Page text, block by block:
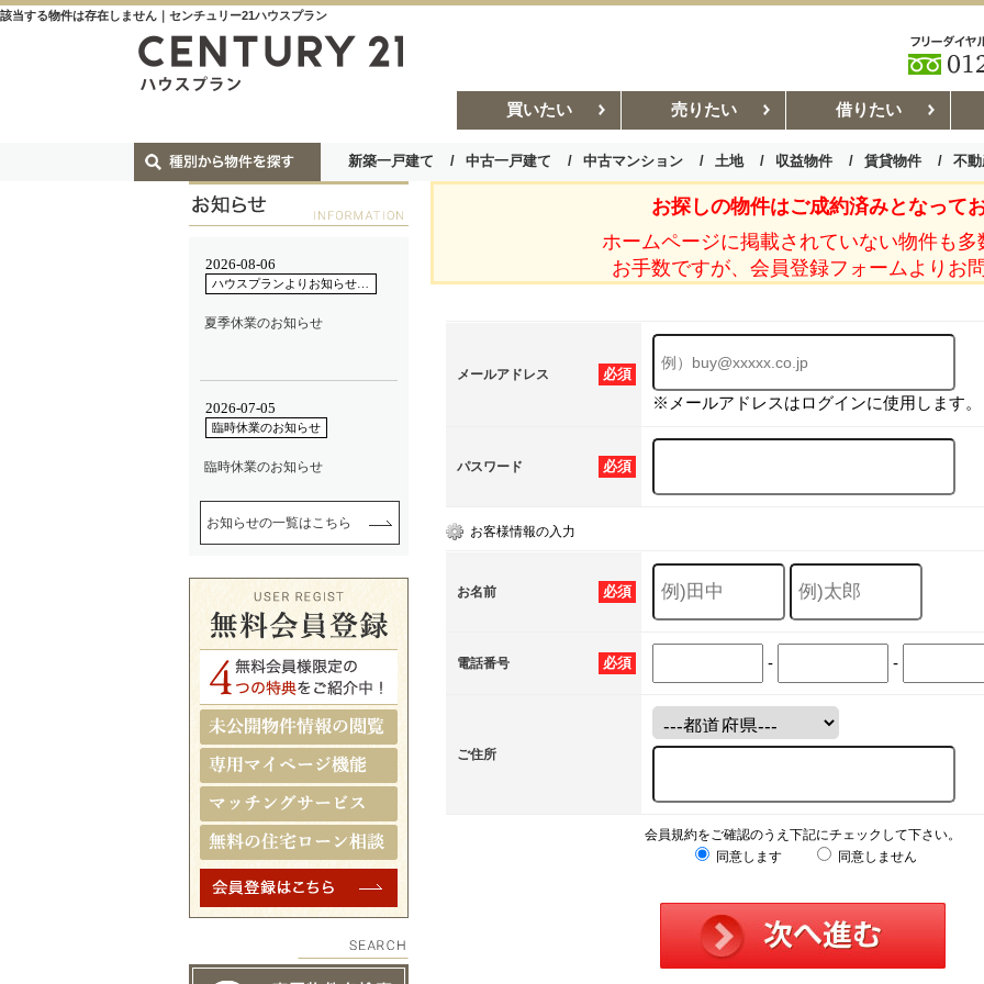
該当する物件は存在しません｜センチュリー21ハウスプラン
買いたい 売りたい 借りたい
新築一戸建て 中古一戸建て 中古マンション 土地 収益物件 賃貸物件 不
お部屋探しコラム 賃貸管理コ
お探しの物件はご成約済みとなってお
ホームページに掲載されていない物件も多
お手数ですが、会員登録フォームよりお
必須
メールアドレス
※メールアドレスはログインに使用します。
必須
パスワード
お客様情報の入力
必須
お名前
必須
電話番号 - -
ご住所
会員規約をご確認のうえ下記にチェックして下さい。
同意します
同意しません
お知らせの一覧はこちら